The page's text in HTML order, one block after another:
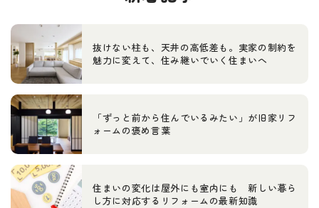
抜けない柱も、天井の高低差も。実家の制約を
魅力に変えて、住み継いでいく住まいへ
「ずっと前から住んでいるみたい」が旧家リフ
ォームの褒め言葉
住まいの変化は屋外にも室内にも 新しい暮ら
し方に対応するリフォームの最新知識